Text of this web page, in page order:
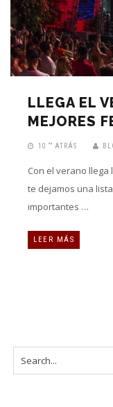
LLEGA EL
MEJORES
10 “” ATRÁS
Con el verano
te dejamos una
importantes …
LEER MÁS